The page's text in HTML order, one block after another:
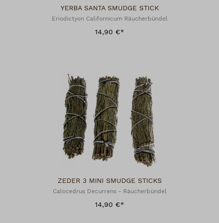
YERBA SANTA SMUDGE STICK
Eriodictyon Californicum Räucherbündel
14,90 €*
ZEDER 3 MINI SMUDGE STICKS
Calocedrus Decurrens - Räucherbündel
14,90 €*